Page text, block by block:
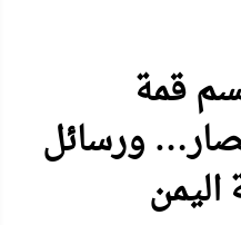
قمة
ورسائل